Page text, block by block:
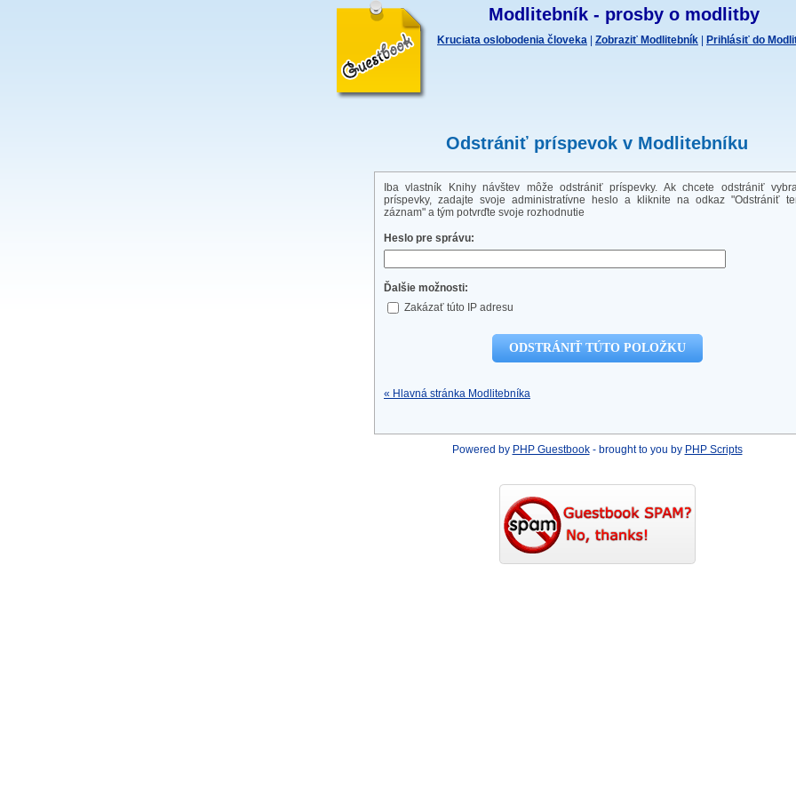
Modlitebník - prosby o modlitby
Kruciata oslobodenia človeka Zobraziť Modlitebník Prihlásiť do
Odstrániť príspevok v Modlitebníku
Iba vlastník Knihy návštev môže odstrániť príspevky. Ak chcete odstrániť
príspevky, zadajte svoje administratívne heslo a kliknite na odkaz "Odstrániť
záznam" a tým potvrďte svoje rozhodnutie
Heslo pre správu:
Ďalšie možnosti:
Zakázať túto IP adresu
« Hlavná stránka Modlitebníka
Powered by PHP Guestbook- brought to you by PHP Scripts